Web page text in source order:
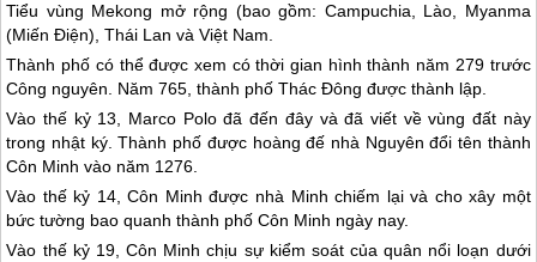
Tiểu vùng Mekong mở rộng (bao gồm: Campuchia, Lào, Myanma
(Miến Điện), Thái Lan và Việt Nam.
Thành phố có thể được xem có thời gian hình thành năm 279 trước
Công nguyên. Năm 765, thành phố Thác Đông được thành lập.
Vào thế kỷ 13, Marco Polo đã đến đây và đã viết về vùng đất này
trong nhật ký. Thành phố được hoàng đế nhà Nguyên đổi tên thành
Côn Minh vào năm 1276.
Vào thế kỷ 14, Côn Minh được nhà Minh chiếm lại và cho xây một
bức tường bao quanh thành phố Côn Minh ngày nay.
Vào thế kỷ 19, Côn Minh chịu sự kiểm soát của quân nổi loạn dưới